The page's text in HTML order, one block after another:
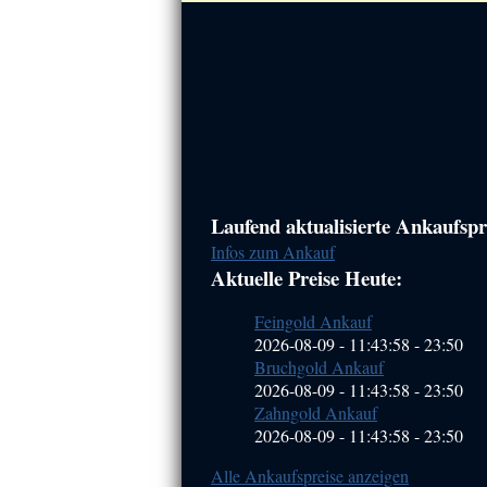
Haupt-
Sidebar
(Primary)
Laufend aktualisierte
Infos zum Ankauf
Aktuelle Preise Heute:
Feingold Ankauf
2026-08-09 - 11:43:58 -23:50
Bruchgold Ankauf
2026-08-09 - 11:43:58 -23:50
Zahngold Ankauf
2026-08-09 - 11:43:58 -23:50
Alle Ankaufspreise anzeigen